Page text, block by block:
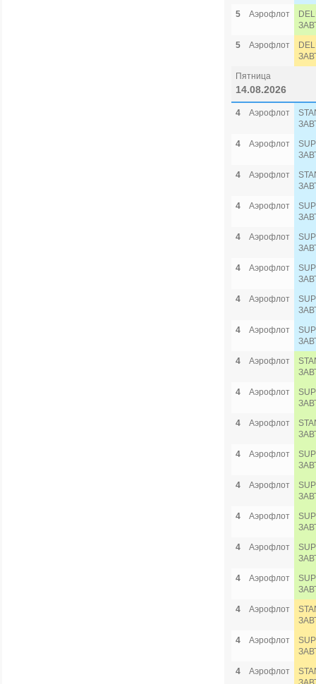
5
Аэрофлот
5
Аэрофлот
Пятница
14.08.2026
4 Аэрофлот
4
Аэрофлот
4
Аэрофлот
4
Аэрофлот
4
Аэрофлот
4
Аэрофлот
4
Аэрофлот
4
Аэрофлот
4
Аэрофлот
4
Аэрофлот
4
Аэрофлот
4
Аэрофлот
4
Аэрофлот
4
Аэрофлот
4
Аэрофлот
4
Аэрофлот
4
Аэрофлот
4
Аэрофлот
4
Аэрофлот